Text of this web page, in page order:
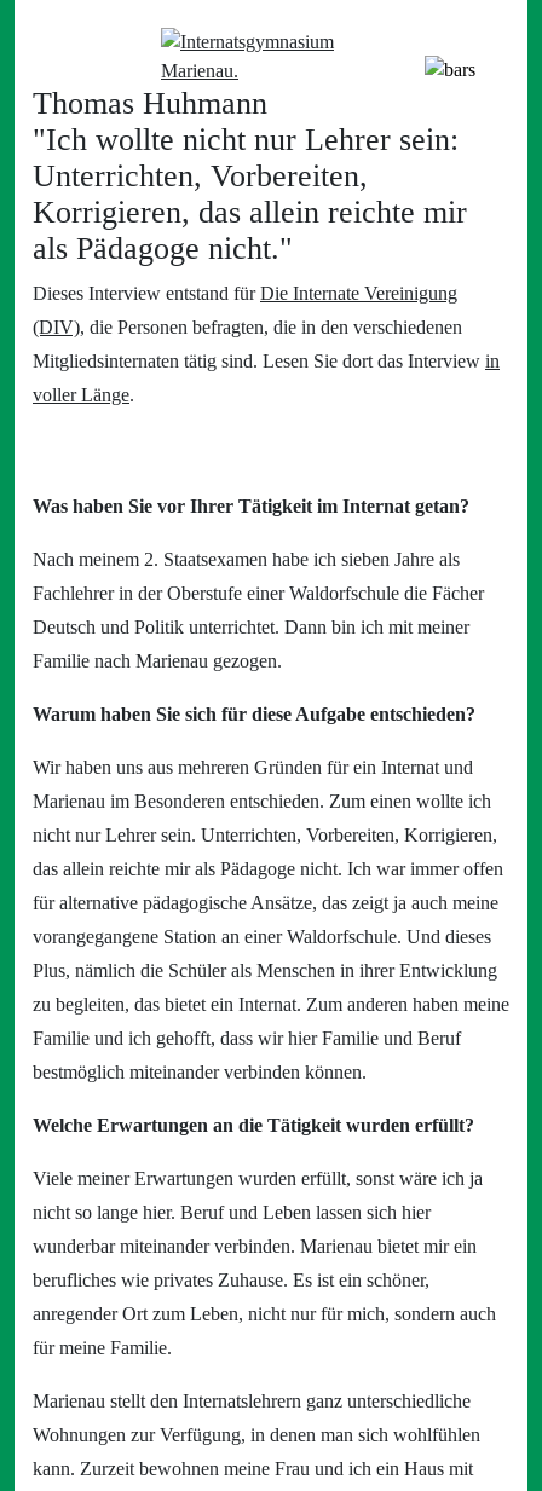
Thomas Huhmann
"Ich wollte nicht nur Lehrer sein:
Unterrichten, Vorbereiten,
Korrigieren, das allein reichte mir
als Pädagoge nicht."
Dieses Interview entstand fürDie Internate Vereinigung
(DIV), die Personen befragten, die in den verschiedenen
Mitgliedsinternaten tätig sind. Lesen Sie dort das Interview in
voller Länge.
Was haben Sie vor Ihrer Tätigkeit im Internat getan?
Nach meinem 2. Staatsexamen habe ich sieben Jahre als
Fachlehrer in der Oberstufe einer Waldorfschule die Fächer
Deutsch und Politik unterrichtet. Dann bin ich mit meiner
Familie nach Marienau gezogen.
Warum haben Sie sich für diese Aufgabe entschieden?
Wir haben uns aus mehreren Gründen für ein Internat und
Marienau im Besonderen entschieden. Zum einen wollte ich
nicht nur Lehrer sein. Unterrichten, Vorbereiten, Korrigieren,
das allein reichte mir als Pädagoge nicht. Ich war immer offen
für alternative pädagogische Ansätze, das zeigt ja auch meine
vorangegangene Station an einer Waldorfschule. Und dieses
Plus, nämlich die Schüler als Menschen in ihrer Entwicklung
zu begleiten, das bietet ein Internat. Zum anderen haben meine
Familie und ich gehofft, dass wir hier Familie und Beruf
bestmöglich miteinander verbinden können.
Welche Erwartungen an die Tätigkeit wurden erfüllt?
Viele meiner Erwartungen wurden erfüllt, sonst wäre ich ja
nicht so lange hier. Beruf und Leben lassen sich hier
wunderbar miteinander verbinden. Marienau bietet mir ein
berufliches wie privates Zuhause. Es ist ein schöner,
anregender Ort zum Leben, nicht nur für mich, sondern auch
für meine Familie.
Marienau stellt den Internatslehrern ganz unterschiedliche
Wohnungen zur Verfügung, in denen man sich wohlfühlen
kann. Zurzeit bewohnen meine Frau und ich ein Haus mit